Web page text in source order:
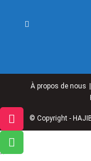
À propos de nous
© Copyright -
×